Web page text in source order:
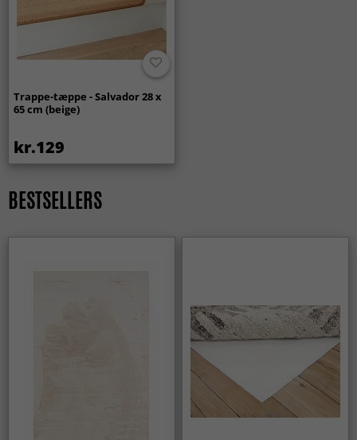
Trappe-tæppe - Salvador 28 x
65 cm (beige)
kr.129
BESTSELLERS